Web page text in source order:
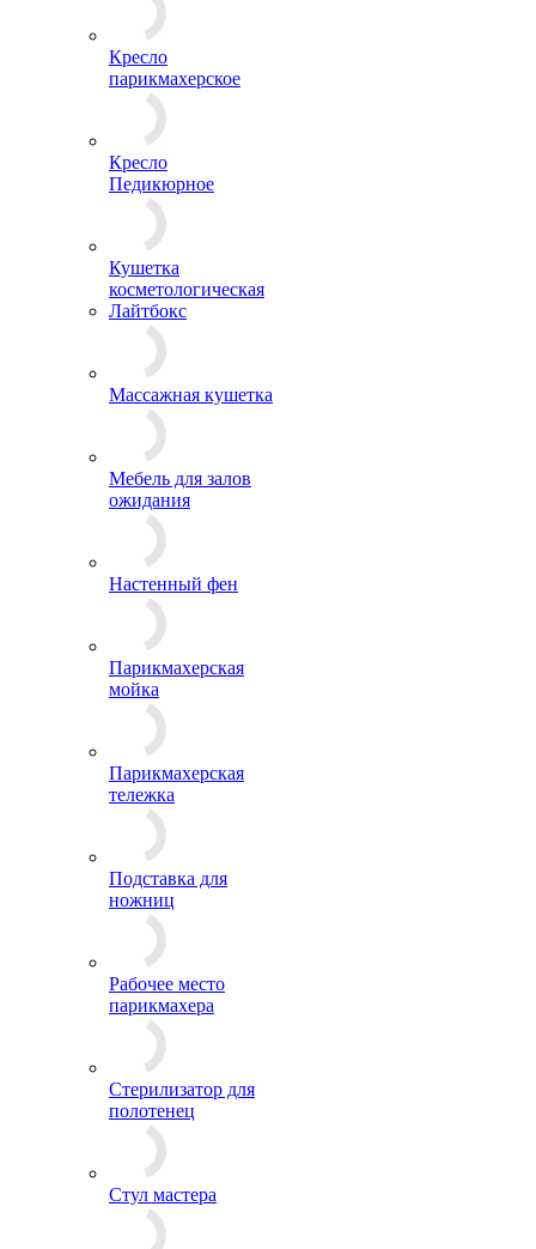
Кресло
парикмахерское
Кресло
Педикюрное
Кушетка
косметологическая
Лайтбокс
Массажная кушетка
Мебель для залов
ожидания
Настенный фен
Парикмахерская
мойка
Парикмахерская
тележка
Подставка для
ножниц
Рабочее место
парикмахера
Стерилизатор для
полотенец
Стул мастера